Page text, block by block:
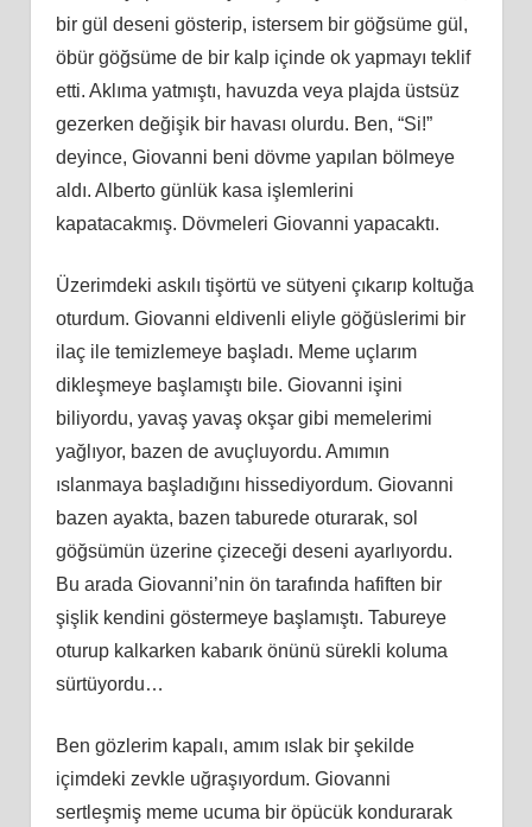
bir gül deseni gösterip, istersem bir göğsüme gül,
öbür göğsüme de bir kalp içinde ok yapmayı teklif
etti. Aklıma yatmıştı, havuzda veya plajda üstsüz
gezerken değişik bir havası olurdu. Ben, “Si!”
deyince, Giovanni beni dövme yapılan bölmeye
aldı. Alberto günlük kasa işlemlerini
kapatacakmış. Dövmeleri Giovanni yapacaktı.
Üzerimdeki askılı tişörtü ve sütyeni çıkarıp koltuğa
oturdum. Giovanni eldivenli eliyle göğüslerimi bir
ilaç ile temizlemeye başladı. Meme uçlarım
dikleşmeye başlamıştı bile. Giovanni işini
biliyordu, yavaş yavaş okşar gibi memelerimi
yağlıyor, bazen de avuçluyordu. Amımın
ıslanmaya başladığını hissediyordum. Giovanni
bazen ayakta, bazen taburede oturarak, sol
göğsümün üzerine çizeceği deseni ayarlıyordu.
Bu arada Giovanni’nin ön tarafında hafiften bir
şişlik kendini göstermeye başlamıştı. Tabureye
oturup kalkarken kabarık önünü sürekli koluma
sürtüyordu…
Ben gözlerim kapalı, amım ıslak bir şekilde
içimdeki zevkle uğraşıyordum. Giovanni
sertleşmiş meme ucuma bir öpücük kondurarak